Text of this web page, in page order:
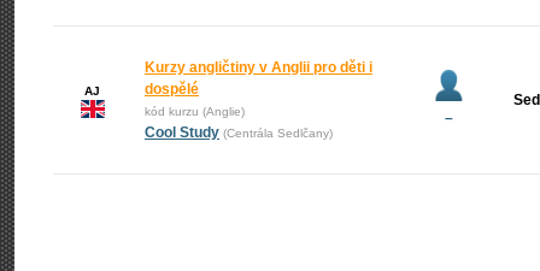
AJ
Kurzy angličtiny v Anglii pro děti i
dospělé
kód kurzu (Anglie)
Cool Study (Centrála Sedlčany)
–